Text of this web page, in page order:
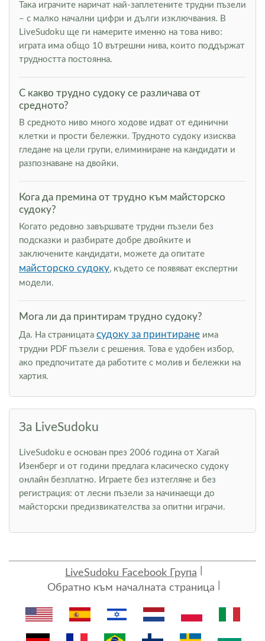
Така играчите наричат най-заплетените трудни пъзели
– с малко начални цифри и дълги изключвания. В
LiveSudoku ще ги намерите именно на това ниво:
играта има общо 10 вътрешни нива, които поддържат
трудността постоянна.
С какво трудно судоку се различава от
средното?
В средното ниво много ходове идват от единични
клетки и прости бележки. Трудното судоку изисква
гледане на цели групи, елиминиране на кандидати и
разпознаване на двойки.
Кога да премина от трудно към майсторско
судоку?
Когато редовно завършвате трудни пъзели без
подсказки и разбирате добре двойките и
заключените кандидати, можете да опитате
майсторско судоку, където се появяват експертни
модели.
Мога ли да принтирам трудно судоку?
Да. На страницата судоку за принтиране има
трудни PDF пъзели с решения. Това е удобен избор,
ако предпочитате да работите с молив и бележки на
хартия.
За LiveSudoku
LiveSudoku е основан през 2006 година от Хагай
Изенберг и от години предлага класическо судоку
онлайн безплатно. Играете без изтегляне и без
регистрация: от лесни пъзели за начинаещи до
майсторски предизвикателства за опитни играчи.
LiveSudoku Facebook Група
Обратно към началната страница